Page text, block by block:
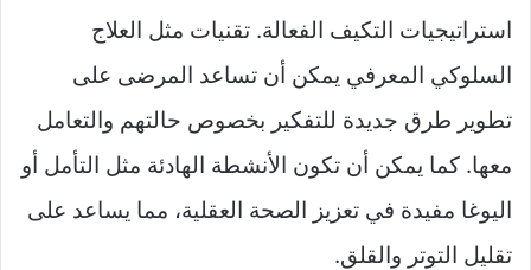
استراتيجيات التكيف الفعالة. تقنيات مثل العلاج
السلوكي المعرفي يمكن أن تساعد المرضى على
تطوير طرق جديدة للتفكير بخصوص حالتهم والتعامل
معها. كما يمكن أن تكون الأنشطة الهادئة مثل التأمل أو
اليوغا مفيدة في تعزيز الصحة العقلية، مما يساعد على
تقليل التوتر والقلق.